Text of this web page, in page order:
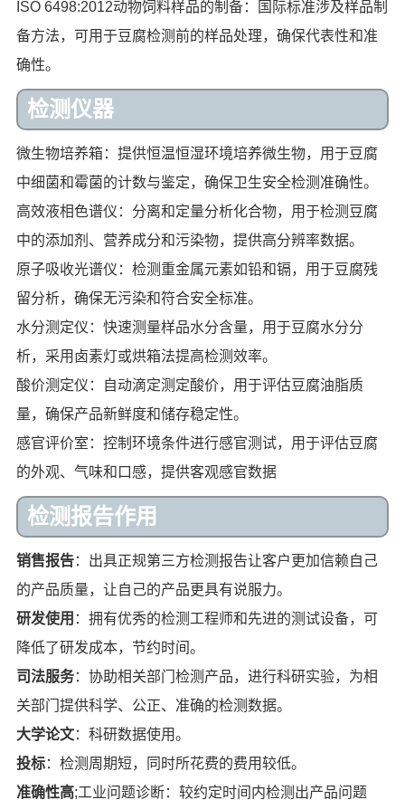
ISO 6498:2012动物饲料样品的制备：国际标准涉及样品制
备方法，可用于豆腐检测前的样品处理，确保代表性和准
确性。
检测仪器
微生物培养箱：提供恒温恒湿环境培养微生物，用于豆腐
中细菌和霉菌的计数与鉴定，确保卫生安全检测准确性。
高效液相色谱仪：分离和定量分析化合物，用于检测豆腐
中的添加剂、营养成分和污染物，提供高分辨率数据。
原子吸收光谱仪：检测重金属元素如铅和镉，用于豆腐残
留分析，确保无污染和符合安全标准。
水分测定仪：快速测量样品水分含量，用于豆腐水分分
析，采用卤素灯或烘箱法提高检测效率。
酸价测定仪：自动滴定测定酸价，用于评估豆腐油脂质
量，确保产品新鲜度和储存稳定性。
感官评价室：控制环境条件进行感官测试，用于评估豆腐
的外观、气味和口感，提供客观感官数据
检测报告作用
销售报告：出具正规第三方检测报告让客户更加信赖自己
的产品质量，让自己的产品更具有说服力。
研发使用 ：拥有优秀的检测工程师和先进的测试设备，可
降低了研发成本，节约时间。
司法服务：协助相关部门检测产品，进行科研实验，为相
关部门提供科学、公正、准确的检测数据。
大学论文：科研数据使用。
投标：检测周期短，同时所花费的费用较低。
准确性高;工业问题诊断：较约定时间内检测出产品问题